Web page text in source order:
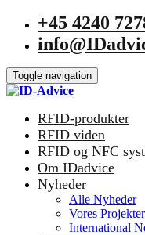
+45 4240
Toggle navigation
RFID-produkter
RFID viden
RFID og NFC
Om IDadvice
Nyheder
Alle Nyheder
Vores Projekter
International